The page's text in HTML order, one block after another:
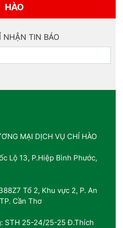
HÀO
NHẬN TIN BÁO
MẠI DỊCH VỤ CHÍ HÀO
Lộ 13, P.Hiệp Bình Phước,
Tổ 2, Khu vực 2, P. An
Cần Thơ
STH 25-24/25-25 Đ.Thích